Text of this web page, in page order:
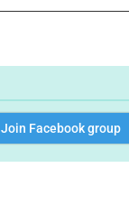
Join Facebook group